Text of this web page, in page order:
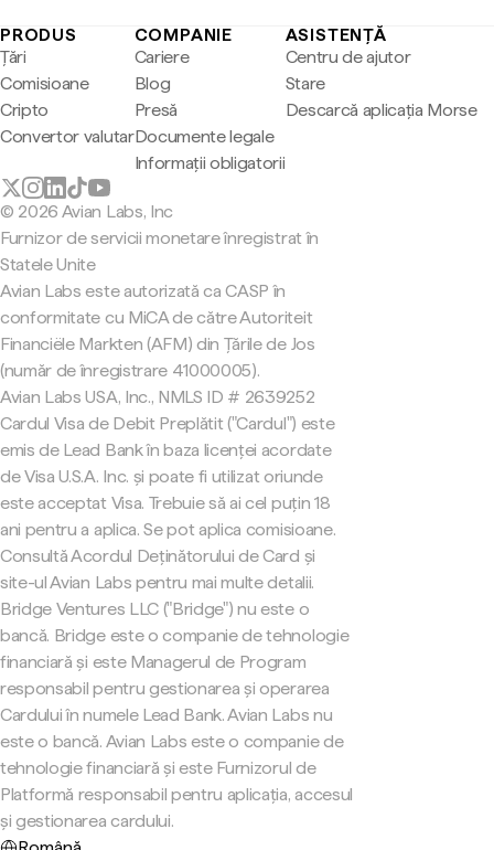
PRODUS
Țări
Comisioane
Cripto
Convertor valutar
COMPANIE
Cariere
Blog
Presă
Documente legale
Informații obligatorii
ASISTENȚĂ
Centru de ajutor
Stare
Descarcă aplicația Morse
© 2026 Avian Labs, Inc
Furnizor de servicii monetare înregistrat în
Statele Unite
Avian Labs este autorizată ca CASP în
conformitate cu MiCA de către Autoriteit
Financiële Markten (AFM) din Țările de Jos
(număr de înregistrare 41000005).
Avian Labs USA, Inc., NMLS ID # 2639252
Cardul Visa de Debit Preplătit ("Cardul") este
emis de Lead Bank în baza licenței acordate
de Visa U.S.A. Inc. și poate fi utilizat oriunde
este acceptat Visa. Trebuie să ai cel puțin 18
ani pentru a aplica. Se pot aplica comisioane.
Consultă Acordul Deținătorului de Card și
site-ul Avian Labs pentru mai multe detalii.
Bridge Ventures LLC ("Bridge") nu este o
bancă. Bridge este o companie de tehnologie
financiară și este Managerul de Program
responsabil pentru gestionarea și operarea
Cardului în numele Lead Bank. Avian Labs nu
este o bancă. Avian Labs este o companie de
tehnologie financiară și este Furnizorul de
Platformă responsabil pentru aplicația, accesul
și gestionarea cardului.